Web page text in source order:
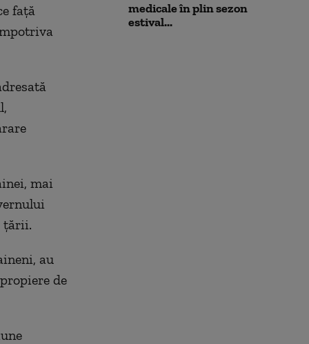
faţă
mai
ţării.
au
de
medicale în plin sezon
estival...